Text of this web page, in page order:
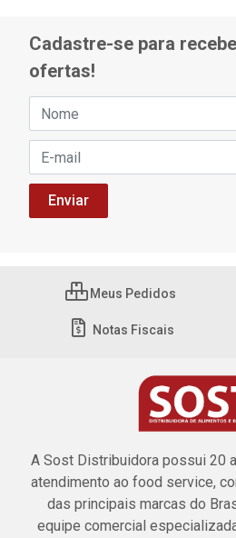
Cadastre-se para
ofertas!
Meus Pedidos
Notas Fiscais
A Sost Distribuidora possui 20
atendimento ao food service,
das principais marcas do
equipe comercial